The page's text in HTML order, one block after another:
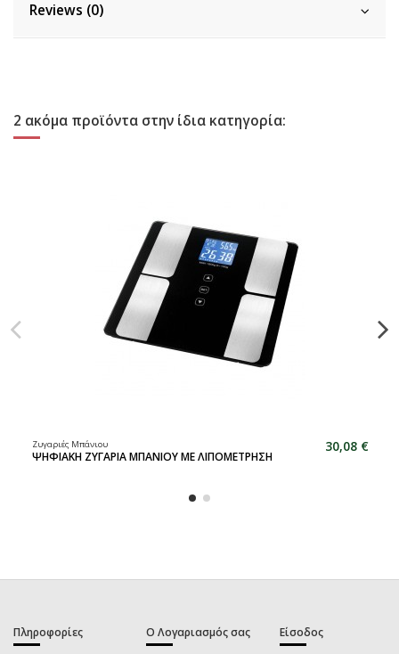
Reviews (0)
2 ακόμα προϊόντα στην ίδια κατηγορία:
Ζυγαριές Μπάνιου
ΨΗΦΙΑΚΗ ΖΥΓΑΡΙΑ ΜΠΑΝΙΟΥ ΜΕ ΛΙΠΟΜΕΤΡΗΣΗ
30,08 €
Πληροφορίες
Ο Λογαριασμός σας
Είσοδος